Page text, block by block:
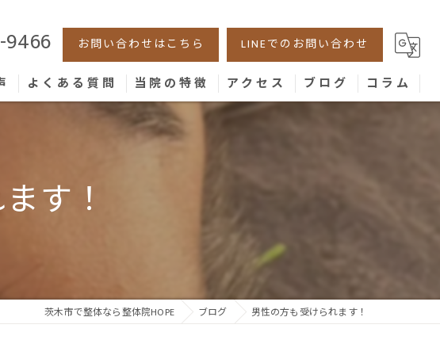
9466 お問い合わせはこちら LINEでのお問い合わせ
よくある質問 当院の特徴
美容鍼
アクセス ブログ コラム
す！
茨木市で整体なら整体院HOPE ブログ 男性の方も受けられます！